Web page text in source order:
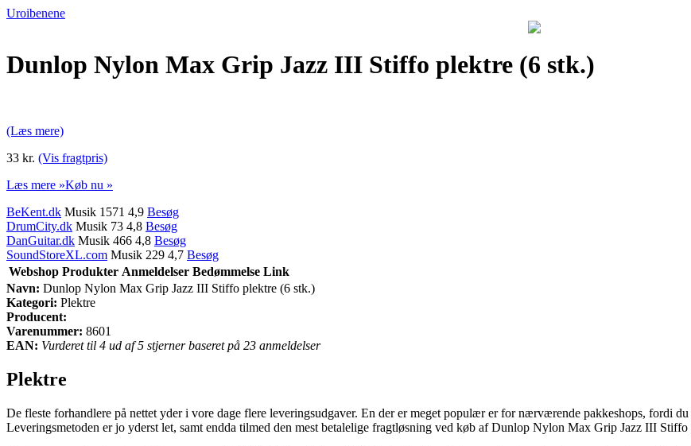
Uroibenene
Dunlop Nylon Max Grip Jazz III Stiffo plektre (6 stk.)
(Læs mere)
33 kr. (Vis fragtpris)
Læs mere »Køb nu »
BeKent.dk Musik 1571 4,9 Besøg
DrumCity.dk Musik 73 4,8 Besøg
DanGuitar.dk Musik 466 4,8 Besøg
SoundStoreXL.com Musik 229 4,7 Besøg
Webshop Produkter Anmeldelser Bedømmelse Link
Navn: Dunlop Nylon Max Grip Jazz III Stiffo plektre (6 stk.)
Kategori: Plektre
Producent:
Varenummer: 8601
EAN: Vurderet til 4 ud af 5 stjerner baseret på 23 anmeldelser
Plektre
De fleste forhandlere på nettet yder i vore dage flere leveringsudgaver. En der er meget populær er for nærværende pakkeshops, fordi
Leveringsmetoden er jo yderst let, samt endda tilmed den mest betalelige fragtløsning ved køb af Dunlop Nylon Max Grip Jazz III Stiffo